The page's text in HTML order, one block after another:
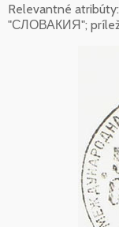
Relevantné
"СЛОВАКИЯ";